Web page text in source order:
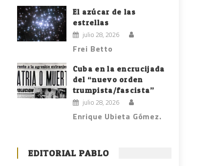
El azúcar de las
estrellas
julio 28, 2026
Frei Betto
Cuba en la encrucijada
del “nuevo orden
trumpista/fascista”
julio 28, 2026
Enrique Ubieta Gómez.
EDITORIAL PABLO